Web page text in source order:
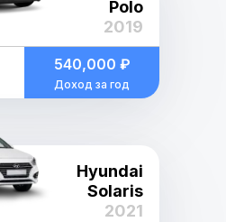
Polo
2019
540,000 ₽
Доход за год
Hyundai
Solaris
2021